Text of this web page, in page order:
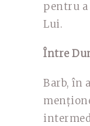
pentru a
Lui.
Între
Barb, în